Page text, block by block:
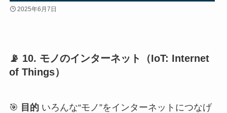
2025年6月7日
📡 10. モノのインターネット（IoT: Internet
of Things）
🎯 目的いろんな“モノ”をインターネットにつなげ